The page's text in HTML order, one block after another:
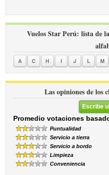
Vuelos Star Perú: lista de
A C H I J L M
Las opiniones de los
Escribe
Promedio votaciones
Puntualidad
Servicio a tierra
Servicio a bordo
Limpieza
Conveniencia